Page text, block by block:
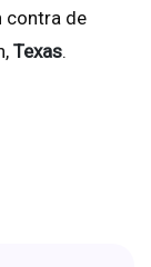
contra de
Texas.